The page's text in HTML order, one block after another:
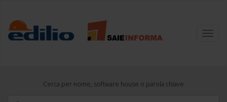
Cerca per nome, software house o parola chiave